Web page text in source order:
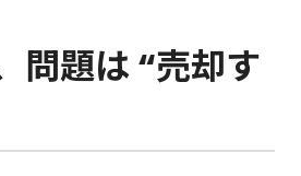
問題は “売却す